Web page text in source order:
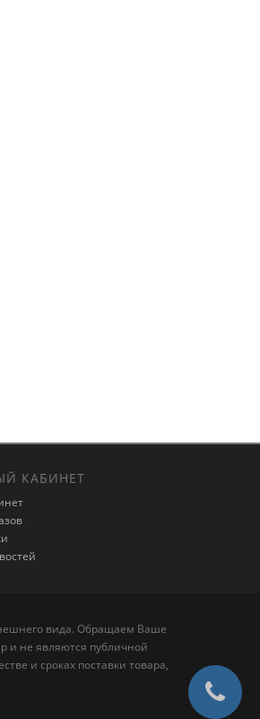
КАБИНЕТ
вида. Обращаем Ваше
и не являются публичной
и сроках поставки товара,